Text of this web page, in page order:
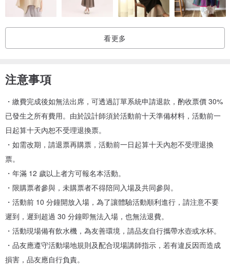
看更多
注意事項
・繳費完成後如無法出席，可透過訂單系統申請退款，酌收票價 30%
已發生之所有費用。由於設計師須於活動前十天準備材料，活動前一
日起算十天內恕不受理退換票。
・如需改期，請退票再購票，活動前一日起算十天內恕不受理退換
票。
・年滿 12 歲以上者方可報名本活動。
・限購票者參與，未購票者不得陪同入場及共同參與。
・活動前 10 分鐘開放入場，為了讓體驗活動順利進行，請注意不要
遲到，遲到超過 30 分鐘即無法入場，也無法退費。
・活動現場備有飲水機，為友善環境，請品友自行攜帶水壺或水杯。
・品友應遵守活動場地規則及配合現場講師指示，若有違反因而造成
損害，品友應自行負責。